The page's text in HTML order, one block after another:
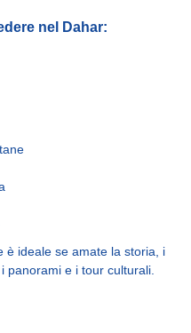
nel Dahar:
è ideale se amate la storia, i
panorami e i tour culturali.